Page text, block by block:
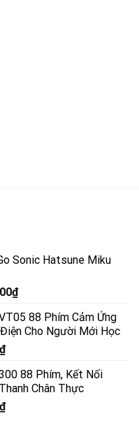
Sonic Hatsune Miku
₫
88 Phím Cảm Ứng
Cho Người Mới Học
88 Phím, Kết Nối
Chân Thực